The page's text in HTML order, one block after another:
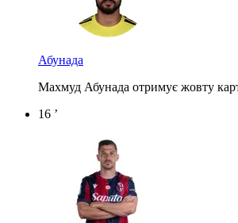
Абунада
Махмуд Абунада отримує жовту
16 ’